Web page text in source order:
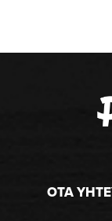
OTA